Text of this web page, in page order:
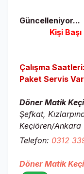
Güncelleniyor...
Kişi
Çalışma
Paket Servis
Döner Matik
Şefkat,
Keçiören/Ankara
Telefon: 0312
Döner Matik